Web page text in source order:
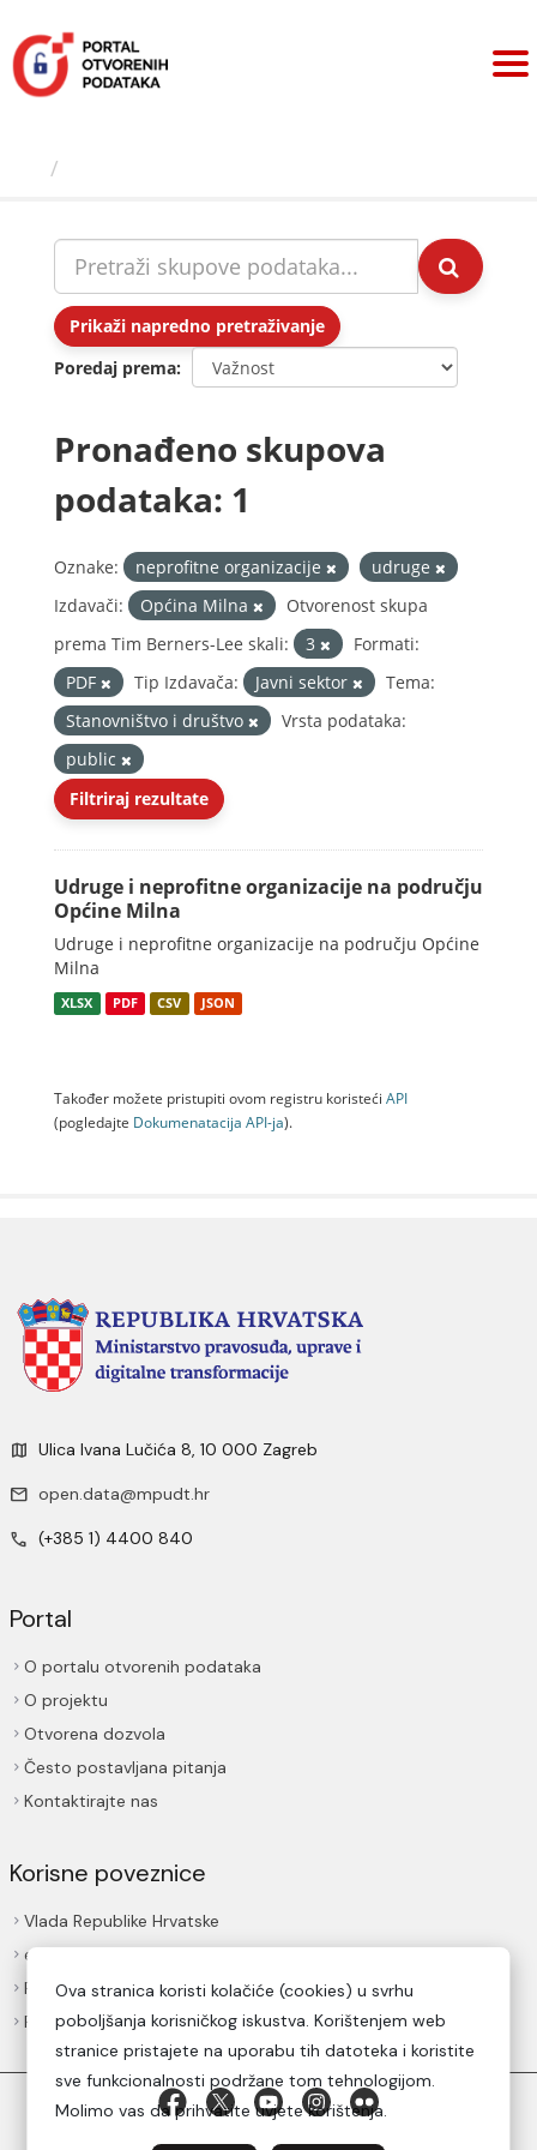
sadržaj
Prikaži napredno pretraživanje
Poredaj prema
Pronađeno skupova
podataka: 1
Oznake: neprofitne organizacije
udruge
Izdavači:
Općina Milna
Otvorenost skupa
prema Tim Berners-Lee skali:
3
Formati:
PDF
Tip Izdavača: Javni sektor
Tema:
Stanovništvo i društvo
Vrsta podataka:
public
Filtriraj rezultate
Udruge i neprofitne organizacije na području
Općine Milna
Udruge i neprofitne organizacije na području Općine
Milna
XLSX PDF CSV JSON
Također možete pristupiti ovom registru koristeći API
(pogledajte Dokumenаtаcijа API-jа).